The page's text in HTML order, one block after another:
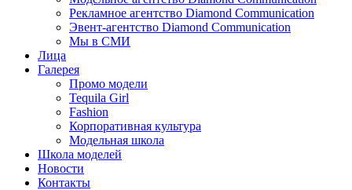
Рекламное агентство Diamond Communication
Эвент-агентство Diamond Communication
Мы в СМИ
Лица
Галерея
Промо модели
Tequila Girl
Fashion
Корпоративная культура
Модельная школа
Школа моделей
Новости
Контакты